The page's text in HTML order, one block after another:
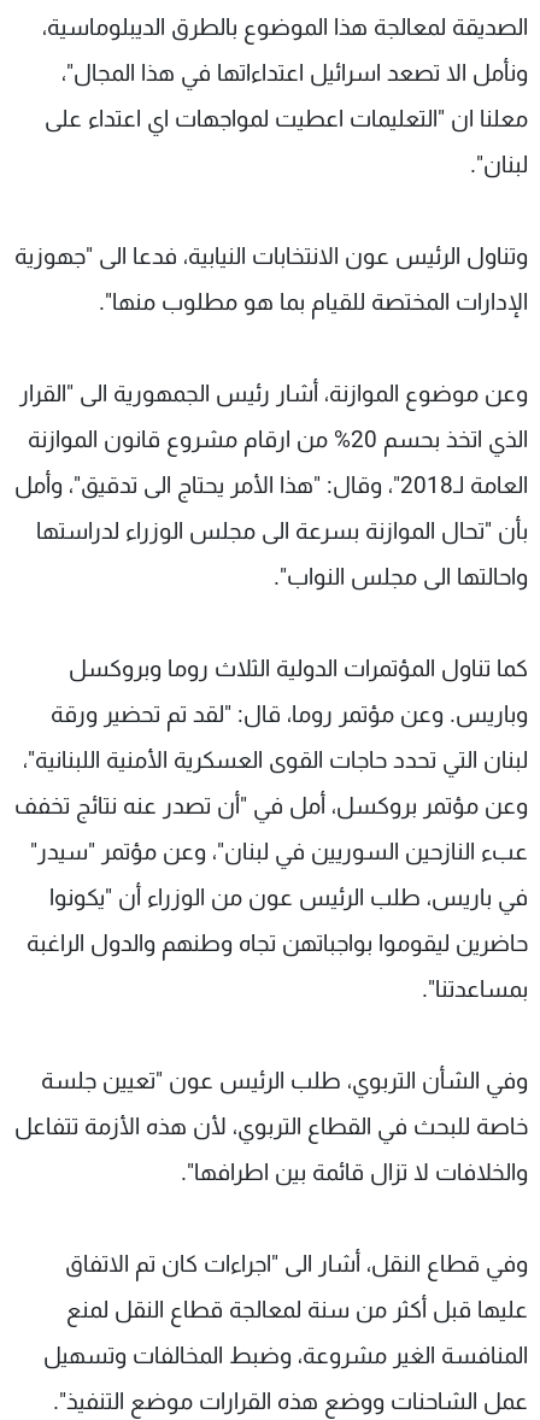
الصديقة لمعالجة هذا الموضوع بالطرق الديبلوماسية،
ونأمل الا تصعد اسرائيل اعتداءاتها في هذا المجال"،
معلنا ان "التعليمات اعطيت لمواجهات اي اعتداء على
لبنان".
وتناول الرئيس عون الانتخابات النيابية، فدعا الى "جهوزية
الإدارات المختصة للقيام بما هو مطلوب منها".
وعن موضوع الموازنة، أشار رئيس الجمهورية الى "القرار
الذي اتخذ بحسم 20% من ارقام مشروع قانون الموازنة
العامة لـ2018"، وقال: "هذا الأمر يحتاج الى تدقيق"، وأمل
بأن "تحال الموازنة بسرعة الى مجلس الوزراء لدراستها
واحالتها الى مجلس النواب".
كما تناول المؤتمرات الدولية الثلاث روما وبروكسل
وباريس. وعن مؤتمر روما، قال: "لقد تم تحضير ورقة
لبنان التي تحدد حاجات القوى العسكرية الأمنية اللبنانية"،
وعن مؤتمر بروكسل، أمل في "أن تصدر عنه نتائج تخفف
عبء النازحين السوريين في لبنان"، وعن مؤتمر "سيدر"
في باريس، طلب الرئيس عون من الوزراء أن "يكونوا
حاضرين ليقوموا بواجباتهن تجاه وطنهم والدول الراغبة
بمساعدتنا".
وفي الشأن التربوي، طلب الرئيس عون "تعيين جلسة
خاصة للبحث في القطاع التربوي، لأن هذه الأزمة تتفاعل
والخلافات لا تزال قائمة بين اطرافها".
وفي قطاع النقل، أشار الى "اجراءات كان تم الاتفاق
عليها قبل أكثر من سنة لمعالجة قطاع النقل لمنع
المنافسة الغير مشروعة، وضبط المخالفات وتسهيل
عمل الشاحنات ووضع هذه القرارات موضع التنفيذ".